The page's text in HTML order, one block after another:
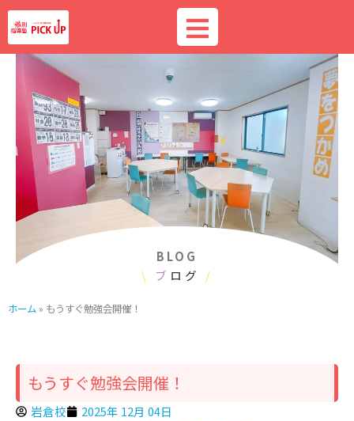
内
容
を
BLOG
\
ブ ログ /
ホーム » もうすぐ勉強会開催！
もうすぐ勉強会開催！
岩倉校
2025年 12月 04日